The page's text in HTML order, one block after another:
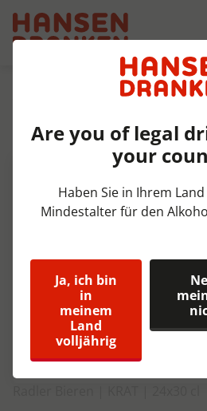
Produkt Detail
Grolsch Radler
Are you of legal
your
Haben Sie in Ihrem
Mindestalter für den
Ja, ich bin
in
meinem
Land
volljährig